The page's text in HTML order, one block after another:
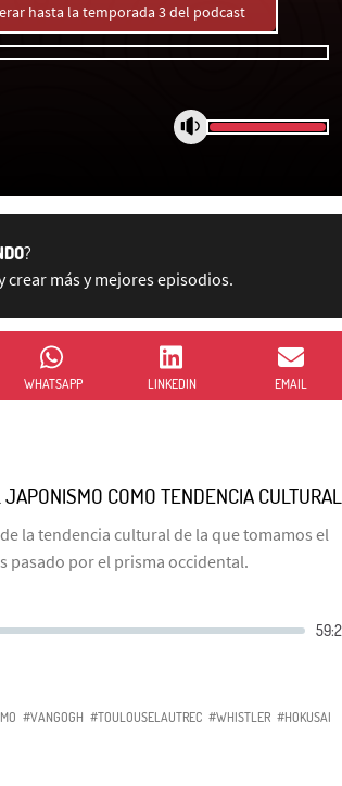
hasta la temporada 3 del podcast
?
crear más y mejores episodios.
WHATSAPP LINKEDIN EMAIL
COMO TENDENCIA CULTURAL
la tendencia cultural de la que tomamos el
pasado por el prisma occidental.
#VANGOGH #TOULOUSELAUTREC #WHISTLER #HOKUSAI